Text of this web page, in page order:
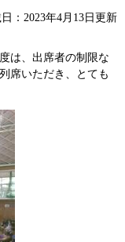
：2023年4月13日更新
は、出席者の制限な
席いただき、とても